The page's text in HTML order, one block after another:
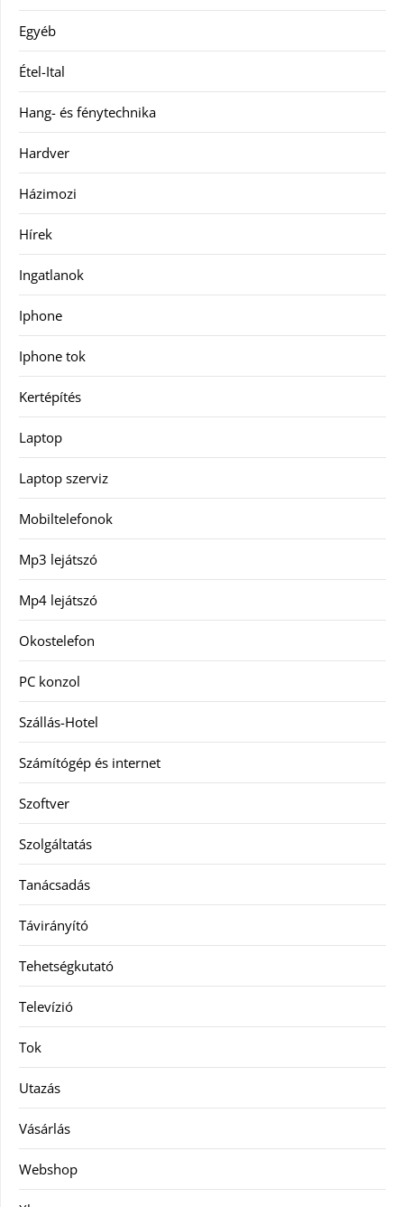
Egyéb
Étel-Ital
Hang- és fénytechnika
Hardver
Házimozi
Hírek
Ingatlanok
Iphone
Iphone tok
Kertépítés
Laptop
Laptop szerviz
Mobiltelefonok
Mp3 lejátszó
Mp4 lejátszó
Okostelefon
PC konzol
Szállás-Hotel
Számítógép és internet
Szoftver
Szolgáltatás
Tanácsadás
Távirányító
Tehetségkutató
Televízió
Tok
Utazás
Vásárlás
Webshop